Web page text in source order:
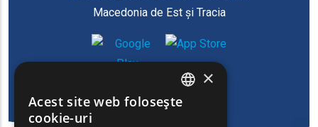
Macedonia de Est și Tracia
ENGLISH
×
Acest site web folosește
cookie-uri